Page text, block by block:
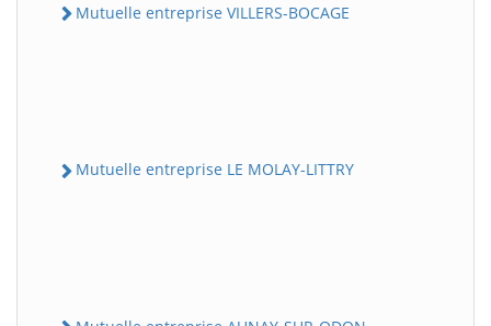
Mutuelle entreprise VILLERS-BOCAGE
Mutuelle entreprise LE MOLAY-LITTRY